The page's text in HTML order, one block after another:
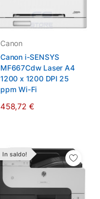
Canon
Canon i-SENSYS
MF667Cdw Laser A4
1200 x 1200 DPI 25
ppm Wi-Fi
458,72 €
In saldo!